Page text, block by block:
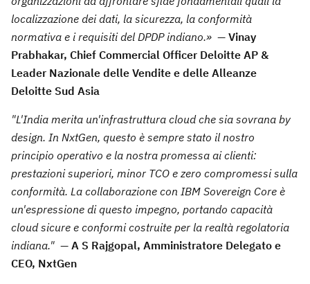
localizzazione dei dati, la sicurezza, la conformità
normativa e i requisiti del DPDP indiano.» — Vinay
Prabhakar, Chief Commercial Officer Deloitte AP &
Leader Nazionale delle Vendite e delle Alleanze
Deloitte Sud Asia
"L'India merita un'infrastruttura cloud che sia sovrana by
design. In NxtGen, questo è sempre stato il nostro
principio operativo e la nostra promessa ai clienti:
prestazioni superiori, minor TCO e zero compromessi sulla
conformità. La collaborazione con IBM Sovereign Core è
un'espressione di questo impegno, portando capacità
cloud sicure e conformi costruite per la realtà regolatoria
indiana." — A S Rajgopal, Amministratore Delegato e
CEO, NxtGen